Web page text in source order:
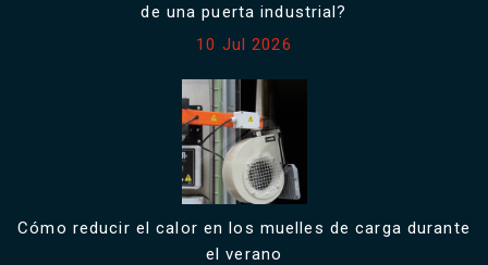
de una puerta industrial?
10 Jul 2026
Cómo reducir el calor en los muelles de carga durante
el verano